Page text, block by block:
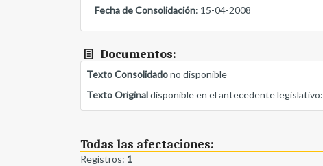
Fecha de Consolidación: 15-04-2008
Documentos:
Texto Consolidadono disponible
Texto Originaldisponible en el antecedente legislativo:
Todas las afectaciones:
Registros: 1